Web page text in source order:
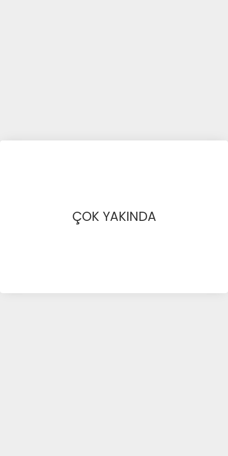
ÇOK YAKINDA